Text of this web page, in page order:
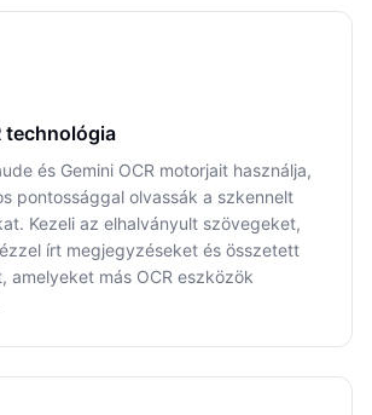
technológia
és Gemini OCR motorjait használja,
pontossággal olvassák a szkennelt
Kezeli az elhalványult szövegeket,
írt megjegyzéseket és összetett
amelyeket más OCR eszközök